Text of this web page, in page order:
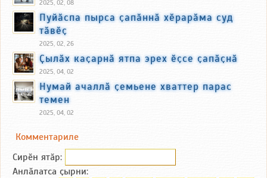
2025, 02, 08
Пуйӑспа пырса ҫапӑннӑ хӗрарӑма суд
тӑвӗҫ
2025, 02, 26
Ҫылӑх каҫарнӑ ятпа эрех ӗҫсе ҫапӑҫнӑ
2025, 04, 02
Нумай ачаллӑ ҫемьене хваттер парас
темен
2025, 04, 02
Комментариле
Сирӗн ятӑp:
Анлӑлатса ҫырни: